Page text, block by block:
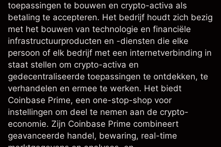
toepassingen te bouwen en crypto-activa als
betaling te accepteren. Het bedrijf houdt zich bezig
met het bouwen van technologie en financiële
infrastructuurproducten en -diensten die elke
persoon of elk bedrijf met een internetverbinding in
staat stellen om crypto-activa en
gedecentraliseerde toepassingen te ontdekken, te
verhandelen en ermee te werken. Het biedt
Coinbase Prime, een one-stop-shop voor
instellingen om deel te nemen aan de crypto-
economie. Zijn Coinbase Prime combineert
geavanceerde handel, bewaring, real-time